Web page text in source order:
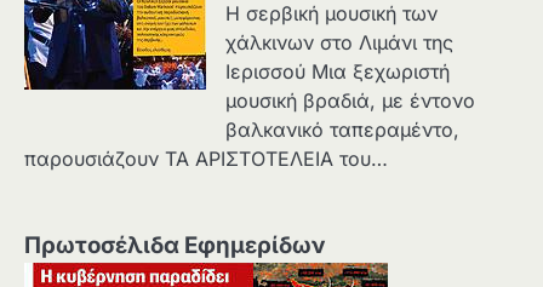
Η σερβική μουσική των
χάλκινων στο Λιμάνι της
Ιερισσού Μια ξεχωριστή
μουσική βραδιά, με έντονο
βαλκανικό ταπεραμέντο,
παρουσιάζουν ΤΑ ΑΡΙΣΤΟΤΕΛΕΙΑ του…
Πρωτοσέλιδα Εφημερίδων